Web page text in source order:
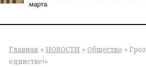
марта
Главная » НОВОСТИ » Общество »
единстве!»